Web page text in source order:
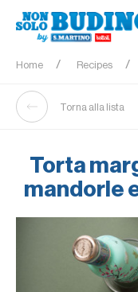
Home Recipes
Torna alla lista
Torta
mandorle